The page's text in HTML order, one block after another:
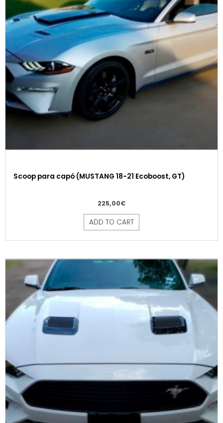
Scoop para capó (MUSTANG 18-21 Ecoboost, GT)
225,00€
ADD TO CART